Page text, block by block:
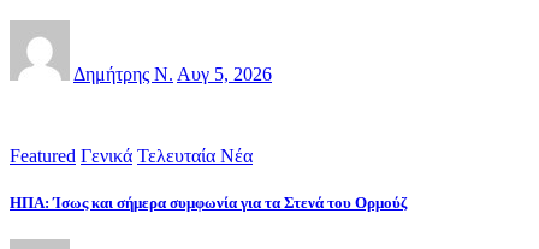
Δημήτρης Ν. Αυγ 5, 2026
Featured Γενικά Τελευταία Νέα
ΗΠΑ: Ίσως και σήμερα συμφωνία για τα Στενά του Ορμούζ